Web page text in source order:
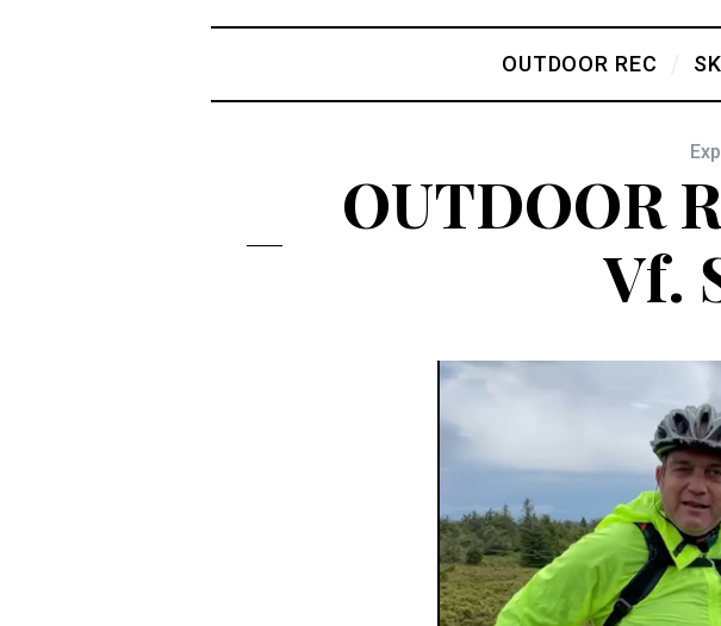
OUTDOOR REC
OUTDOOR
Vf.